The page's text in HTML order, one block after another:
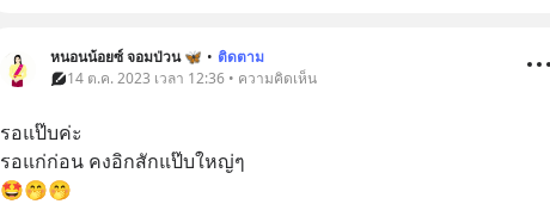
หนอนน้อยซ์ จอมป่วน 🦋 • ติดตาม
14 ต.ค. 2023 เวลา 12:36 • ความคิดเห็น
รอแป๊บค่ะ
รอแก่ก่อน คงอิกสักแป๊บใหญ่ๆ
🤩🤭🤭